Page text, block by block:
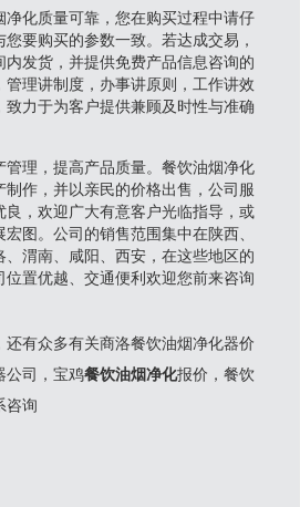
净化质量可靠，您在购买过程中请仔
要购买的参数一致。若达成交易，
发货，并提供免费产品信息咨询的
理讲制度，办事讲原则，工作讲效
力于为客户提供兼顾及时性与准确
管理，提高产品质量。餐饮油烟净化
作，并以亲民的价格出售，公司服
良，欢迎广大有意客户光临指导，或
图。公司的销售范围集中在陕西、
渭南、咸阳、西安，在这些地区的
置优越、交通便利欢迎您前来咨询
有众多有关商洛餐饮油烟净化器价
公司，宝鸡餐饮油烟净化报价，餐饮
咨询